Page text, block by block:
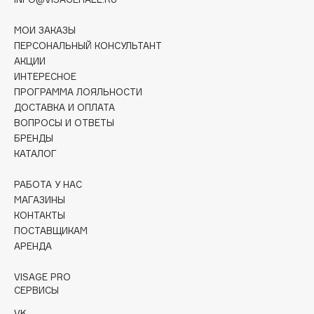
Celimax
Cettua
Chupa Chups
Clarette
Clarins
Clarins Precious
Clive Christian
Club De Nuit
Collagenina
Consly
МОИ ЗАКАЗЫ
ПЕРСОНАЛЬНЫЙ КОНСУЛЬТАНТ
АКЦИИ
ИНТЕРЕСНОЕ
ПРОГРАММА ЛОЯЛЬНОСТИ
ДОСТАВКА И ОПЛАТА
ВОПРОСЫ И ОТВЕТЫ
БРЕНДЫ
КАТАЛОГ
РАБОТА У НАС
МАГАЗИНЫ
КОНТАКТЫ
ПОСТАВЩИКАМ
АРЕНДА
VISAGE PRO
СЕРВИСЫ